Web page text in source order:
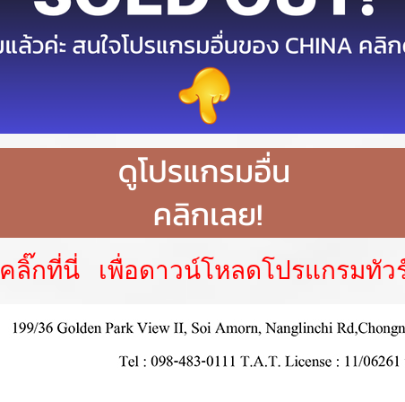
คลิ๊กที่นี่ เพื่อดาวน์โหลดโปรแกรมทัว